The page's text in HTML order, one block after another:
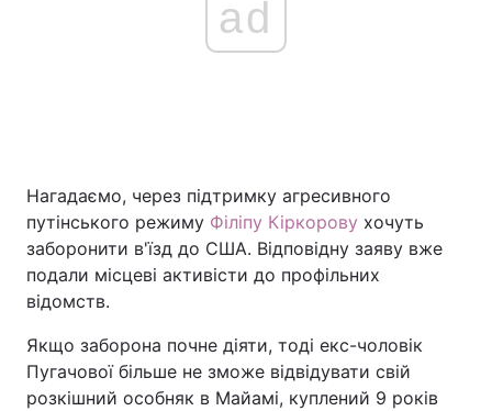
ad
Нагадаємо, через підтримку агресивного
путінського режиму Філіпу Кіркорову хочуть
заборонити в'їзд до США. Відповідну заяву вже
подали місцеві активісти до профільних
відомств.
Якщо заборона почне діяти, тоді екс-чоловік
Пугачової більше не зможе відвідувати свій
розкішний особняк в Майамі, куплений 9 років